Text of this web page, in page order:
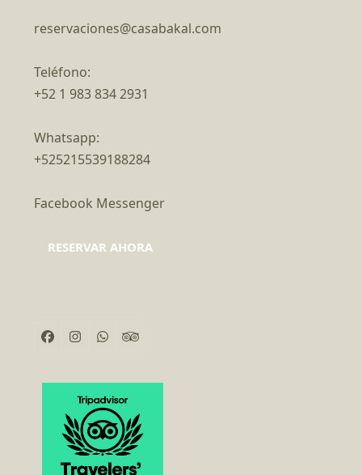
reservaciones@casabakal.com
Teléfono:
+52 1 983 834 2931
Whatsapp:
+525215539188284
Facebook Messenger
RESERVAR AHORA
Facebook
Instagram
WhatsappTripadvisor